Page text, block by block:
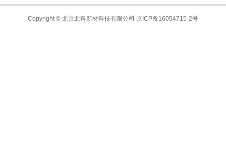
Copyright © 北京北科新材科技有限公司 京ICP备16054715-2号